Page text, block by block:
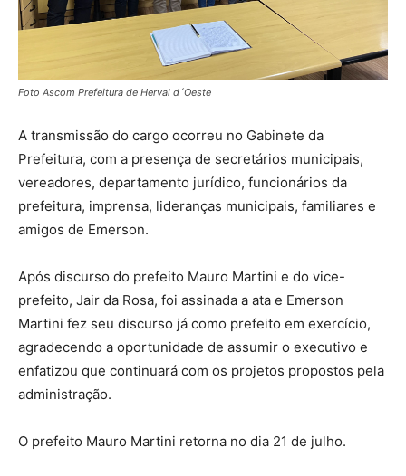
Foto Ascom Prefeitura de Herval d´Oeste
A transmissão do cargo ocorreu no Gabinete da
Prefeitura, com a presença de secretários municipais,
vereadores, departamento jurídico, funcionários da
prefeitura, imprensa, lideranças municipais, familiares e
amigos de Emerson.
Após discurso do prefeito Mauro Martini e do vice-
prefeito, Jair da Rosa, foi assinada a ata e Emerson
Martini fez seu discurso já como prefeito em exercício,
agradecendo a oportunidade de assumir o executivo e
enfatizou que continuará com os projetos propostos pela
administração.
O prefeito Mauro Martini retorna no dia 21 de julho.